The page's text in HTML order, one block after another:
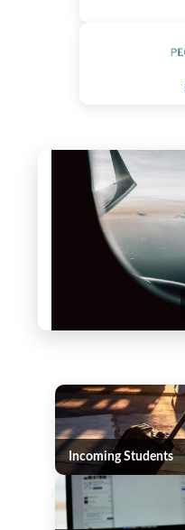
Incoming Students